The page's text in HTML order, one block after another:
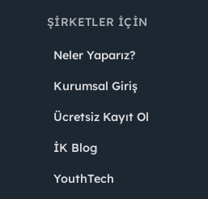
ŞIRKETLER İÇIN
Neler Yaparız?
Kurumsal Giriş
Ücretsiz Kayıt Ol
İK Blog
YouthTech